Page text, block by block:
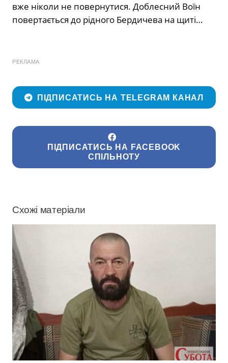
вже ніколи не повернутися. Доблесний Воїн
повертається до рідного Бердичева на щиті…
РЕКЛАМА
ПІДПИСАТИСЬ НА TELEGRAM КАНАЛ
ПІДПИСАТИСЬ НА FACEBOOK
СПІЛЬНОТУ
Схожі матеріали